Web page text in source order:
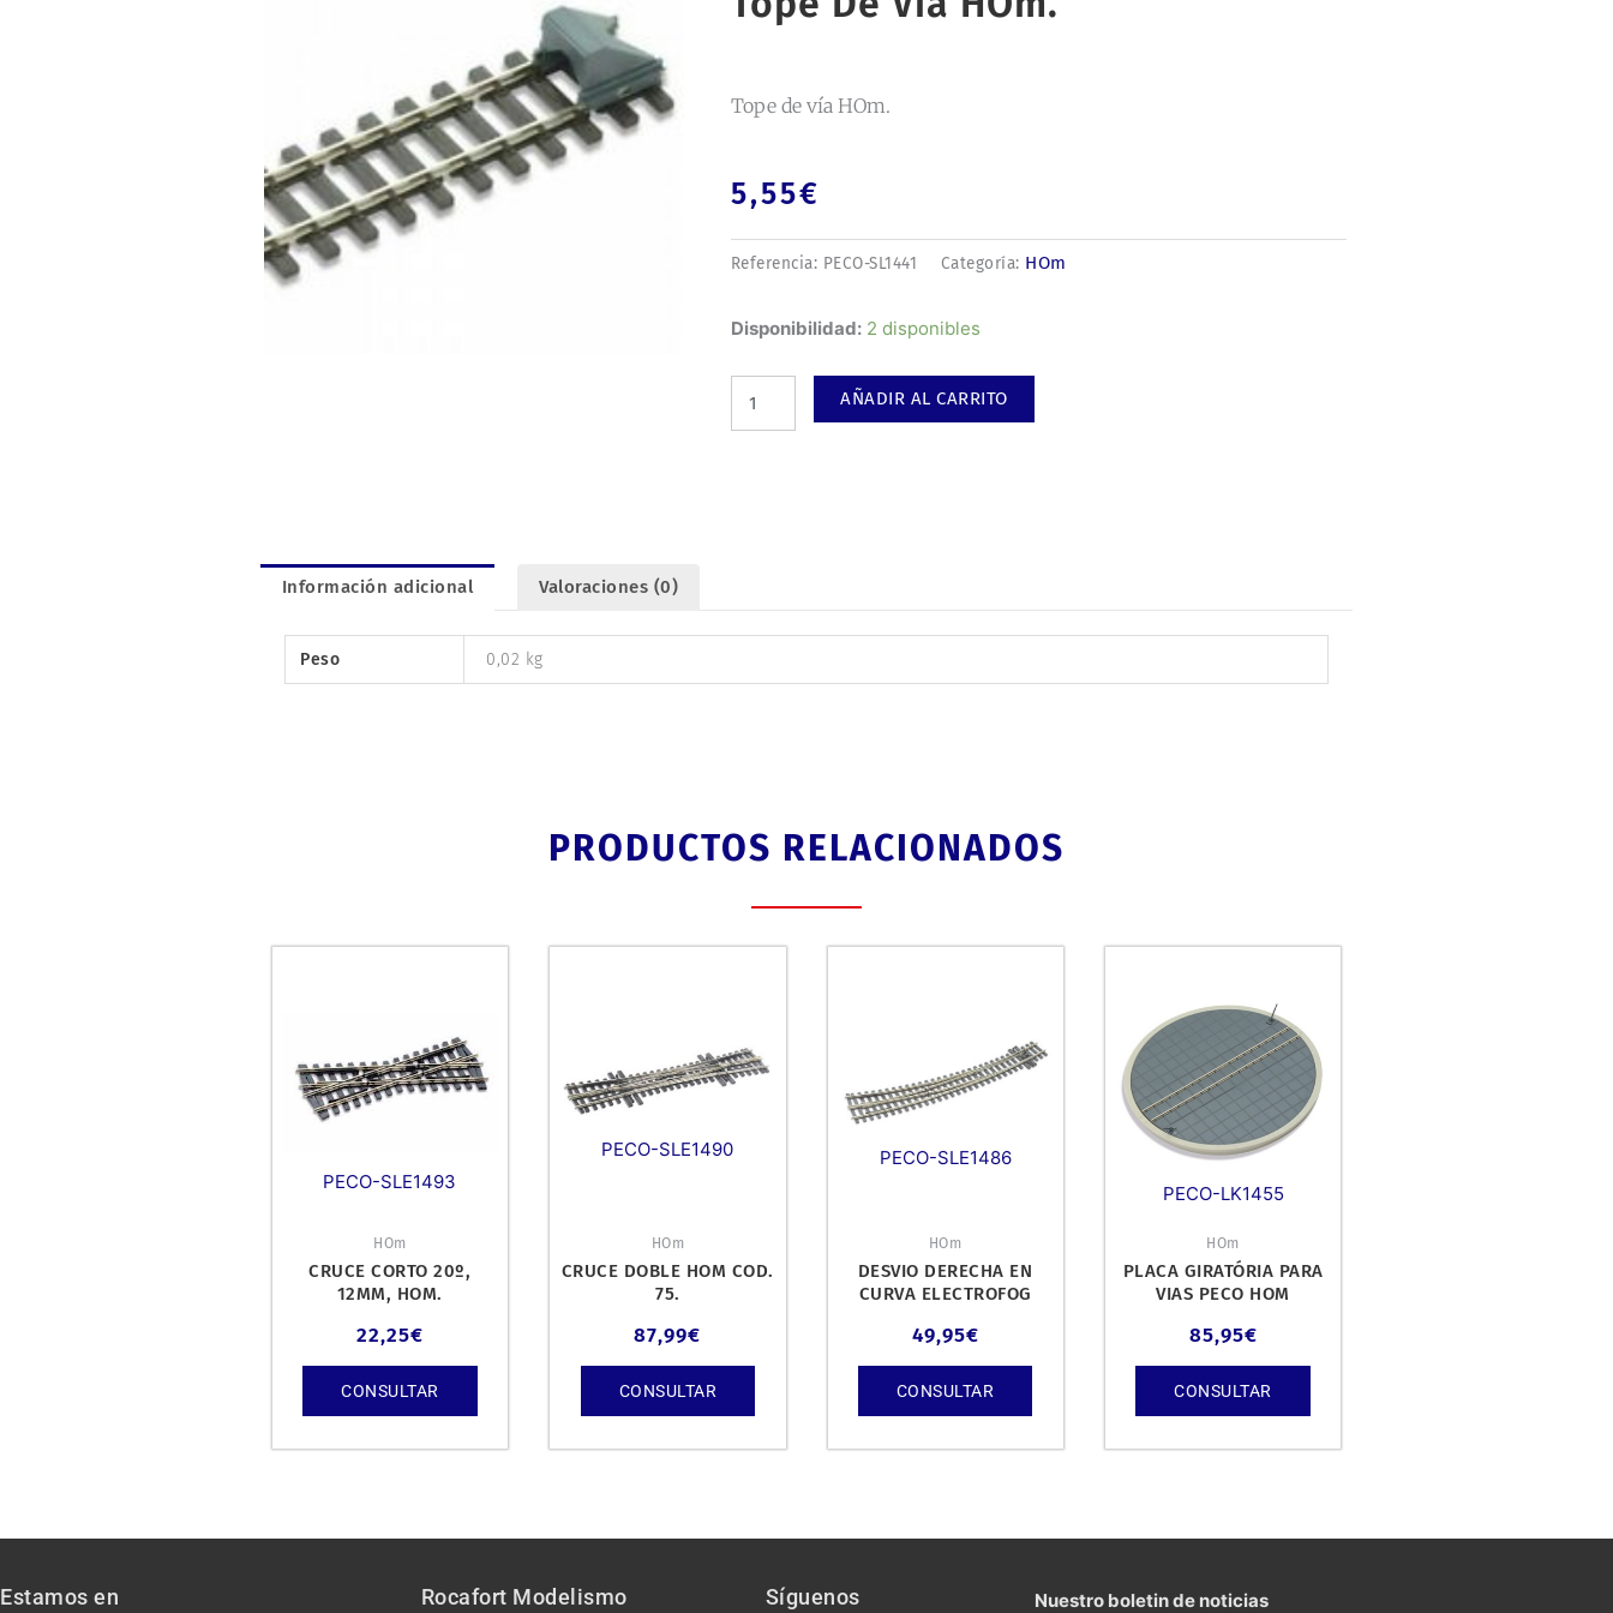
Tope de vía HOm.
5,55€
Referencia: PECO-SL1441 Categoría: HOm
Disponibilidad: 2 disponibles
Tope
HOm.
AÑADIR AL CARRITO
Información adicional Valoraciones (0)
Peso 0,02 kg
PRODUCTOS RELACIONADOS
PECO-SLE1493
HOm
CRUCE CORTO 20º,
12MM, HOM.
22,25€
CONSULTAR
PECO-SLE1490
HOm
CRUCE DOBLE HOM COD.
75.
87,99€
CONSULTAR
PECO-SLE1486
HOm
DESVIO DERECHA EN
CURVA ELECTROFOG
49,95€
CONSULTAR
PECO-LK1455
HOm
PLACA GIRATÓRIA PARA
VIAS PECO HOM
85,95€
CONSULTAR
Estamos en Rocafort Modelismo Síguenos Nuestro boletin de noticias